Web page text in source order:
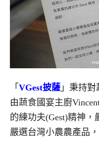
「 VGest披薩 」秉持
由蔬食國宴主廚
的練功夫(Gest)精神，
嚴選台灣小農農產品